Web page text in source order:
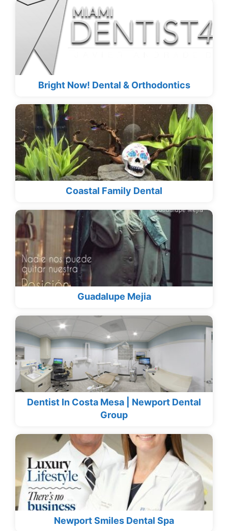
Bright Now! Dental & Orthodontics
Coastal Family Dental
Guadalupe Mejia
Dentist In Costa Mesa | Newport Dental
Group
Newport Smiles Dental Spa